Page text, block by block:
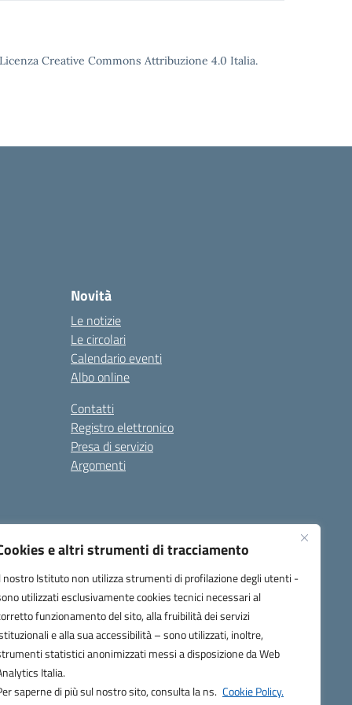
e altri strumenti di tracciamento
nostro Istituto non utilizza strumenti di profilazione degli utenti -
utilizzati esclusivamente cookies tecnici necessari al
funzionamento del sito, alla fruibilità dei servizi
e alla sua accessibilità – sono utilizzati, inoltre,
statistici anonimizzati messi a disposizione da Web
Italia.
saperne di più sul nostro sito, consulta la ns. Cookie Policy.
Creative Commons Attribuzione 4.0 Italia.
Novità
Le notizie
Le circolari
Calendario eventi
Albo online
Contatti
Registro elettronico
Presa di servizio
Argomenti